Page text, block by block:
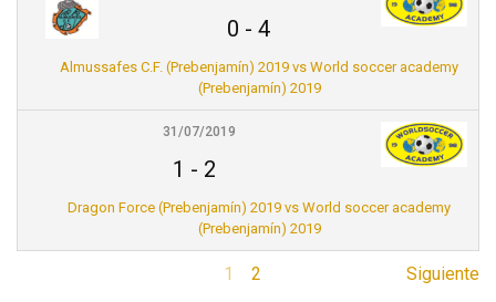
0 - 4
Almussafes C.F. (Prebenjamín) 2019 vs World soccer academy
(Prebenjamín) 2019
31/07/2019
1 - 2
Dragon Force (Prebenjamín) 2019 vs World soccer academy
(Prebenjamín) 2019
1 2 Siguiente